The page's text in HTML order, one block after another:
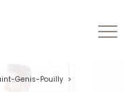
Genis-Pouilly